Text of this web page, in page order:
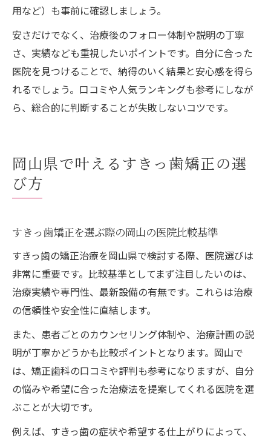
用など）も事前に確認しましょう。
安さだけでなく、治療後のフォロー体制や説明の丁寧
さ、実績なども重視したいポイントです。自分に合った
医院を見つけることで、納得のいく結果と安心感を得ら
れるでしょう。口コミや人気ランキングも参考にしなが
ら、総合的に判断することが失敗しないコツです。
岡山県で叶えるすきっ歯矯正の選
び方
すきっ歯矯正を選ぶ際の岡山の医院比較基準
すきっ歯の矯正治療を岡山県で検討する際、医院選びは
非常に重要です。比較基準としてまず注目したいのは、
治療実績や専門性、最新設備の有無です。これらは治療
の信頼性や安全性に直結します。
また、患者ごとのカウンセリング体制や、治療計画の説
明が丁寧かどうかも比較ポイントとなります。岡山で
は、矯正歯科の口コミや評判も参考になりますが、自分
の悩みや希望に合った治療法を提案してくれる医院を選
ぶことが大切です。
例えば、すきっ歯の症状や希望する仕上がりによって、